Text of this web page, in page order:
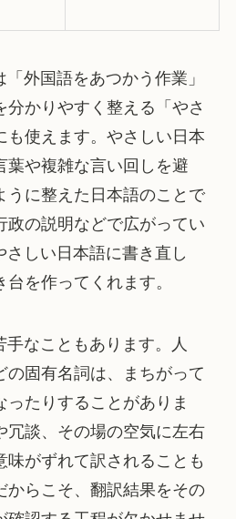
外国語をあつかう作業」
分かりやすく整える「やさ
も使えます。やさしい日本
葉や複雑な言い回しを避
うに整えた日本語のことで
政の説明などで広がってい
さしい日本語に書き直し
を作ってくれます。
なこともあります。人
の固有名詞は、まちがって
たりすることがありま
冗談、その場の空気に左右
味がずれて訳されることも
からこそ、翻訳結果をその